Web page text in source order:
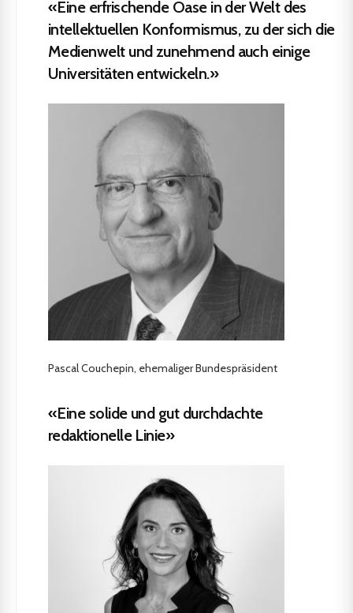
«Eine erfrischende Oase in der Welt des
intellektuellen Konformismus, zu der sich die
Medienwelt und zunehmend auch einige
Universitäten entwickeln.»
Pascal Couchepin, ehemaliger Bundespräsident
«Eine solide und gut durchdachte
redaktionelle Linie»